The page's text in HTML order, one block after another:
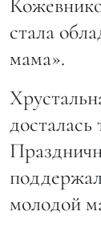
стала
мама».
молодой